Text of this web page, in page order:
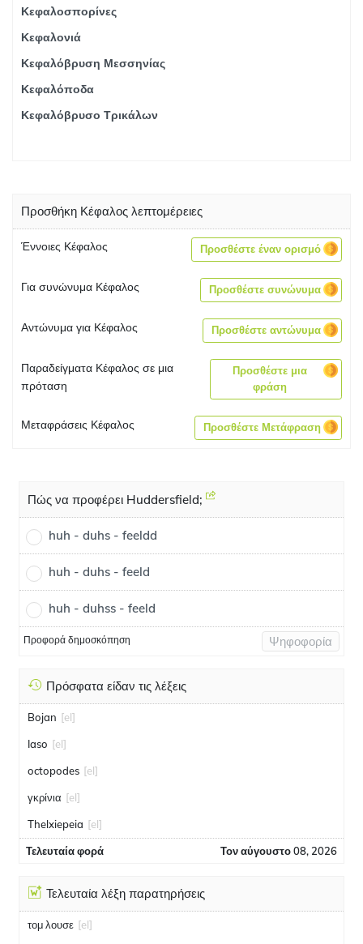
Κεφαλοσπορίνες
Κεφαλονιά
Κεφαλόβρυση Μεσσηνίας
Κεφαλόποδα
Κεφαλόβρυσο Τρικάλων
Προσθήκη Κέφαλος λεπτομέρειες
Έννοιες Κέφαλος Προσθέστε έναν ορισμό
Για συνώνυμα Κέφαλος Προσθέστε συνώνυμα
Αντώνυμα για Κέφαλος Προσθέστε αντώνυμα
Παραδείγματα Κέφαλος σε μια
πρόταση
Προσθέστε μια
φράση
Μεταφράσεις Κέφαλος Προσθέστε Μετάφραση
Πώς να προφέρει Huddersfield;
huh - duhs - feeldd
huh - duhs - feeld
huh - duhss - feeld
Προφορά δημοσκόπηση Ψηφοφορία
Πρόσφατα είδαν τις λέξεις
Bojan [el]
Iaso [el]
octopodes [el]
γκρίνια [el]
Thelxiepeia [el]
Τελευταία φορά Τον αύγουστο 08, 2026
Τελευταία λέξη παρατηρήσεις
τομ λουσε [el]